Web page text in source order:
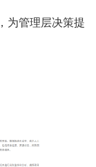
为管理层决策提